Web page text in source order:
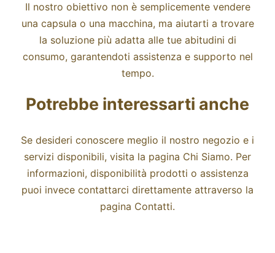
Il nostro obiettivo non è semplicemente vendere
una capsula o una macchina, ma aiutarti a trovare
la soluzione più adatta alle tue abitudini di
consumo, garantendoti assistenza e supporto nel
tempo.
Potrebbe interessarti anche
Se desideri conoscere meglio il nostro negozio e i
servizi disponibili, visita la pagina Chi Siamo. Per
informazioni, disponibilità prodotti o assistenza
puoi invece contattarci direttamente attraverso la
pagina Contatti.